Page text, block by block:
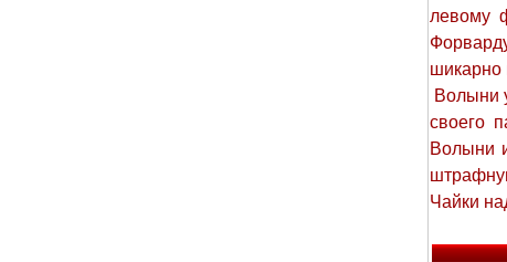
левому
шикарно
Волыни
своего
Волыни
Чайки